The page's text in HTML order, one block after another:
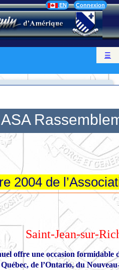
Connexion
EN
☰
ASA
2004 de
Saint-Jean-sur-
offre une occasion formidable
de l’Ontario, du